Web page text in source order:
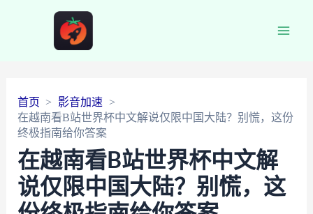
首页
影音加速
在越南看B站世界杯中文解说仅限中国大陆？别慌，这份
终极指南给你答案
在越南看B站世界杯中文解
说仅限中国大陆？别慌，这